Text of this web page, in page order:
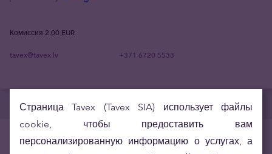
Комиссия 2.00 EUR
tavex@tavex.lv +371 6720 5533
Полезная информация Банкноты Шпаргалка
Страница Tavex (Tavex SIA) использует файлы
cookie, чтобы предоставить вам
персонализированную информацию о услугах, а